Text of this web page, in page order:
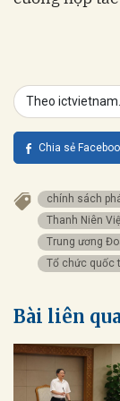
Theo
Chia sẻ
chính sách
Thanh Niên
Trung ương
Tổ chức quốc
Bài liên